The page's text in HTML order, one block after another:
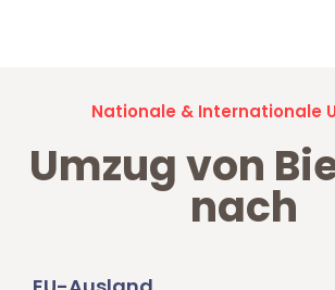
Nationale & Internationale
Umzug von
nach